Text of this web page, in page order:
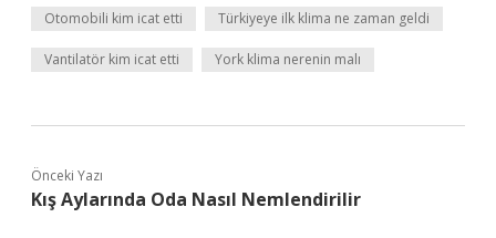
Otomobili kim icat etti Türkiyeye ilk klima ne zaman geldi
Vantilatör kim icat etti York klima nerenin malı
Önceki Yazı
Kış Aylarında Oda Nasıl Nemlendirilir